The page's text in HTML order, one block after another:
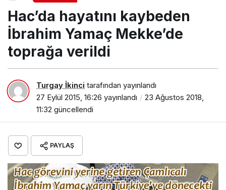
Hac’da hayatını kaybeden
İbrahim Yamaç Mekke’de
toprağa verildi
Turgay İkinci tarafından yayınlandı
27 Eylül 2015, 16:26 yayınlandı
23 Ağustos 2018,
11:32 güncellendi
PAYLAŞ